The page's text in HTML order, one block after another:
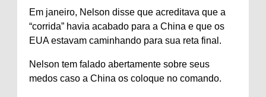
Em janeiro, Nelson disse que acreditava que a
“corrida” havia acabado para a China e que os
EUA estavam caminhando para sua reta final.
Nelson tem falado abertamente sobre seus
medos caso a China os coloque no comando.